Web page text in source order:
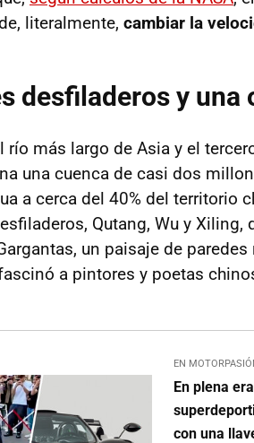
literalmente, cambiar la
desfiladeros y una
río más largo de Asia y el
una cuenca de casi dos
a cerca del 40% del territorio
Qutang, Wu y
un paisaje de
a pintores y poetas
EN
En plena
con una